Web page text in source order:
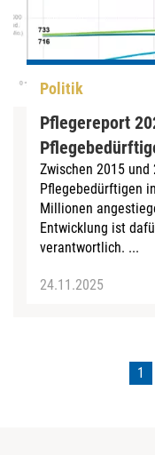
Politik
Pflegereport
Zwischen 2015
Pflegebedürftigen
Millionen
Entwicklung ist
verantwortlich. ...
24.11.2025
1